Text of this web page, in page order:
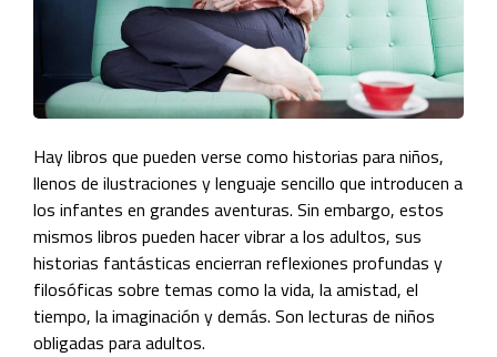
Hay libros que pueden verse como historias para niños,
llenos de ilustraciones y lenguaje sencillo que introducen a
los infantes en grandes aventuras. Sin embargo, estos
mismos libros pueden hacer vibrar a los adultos, sus
historias fantásticas encierran reflexiones profundas y
filosóficas sobre temas como la vida, la amistad, el
tiempo, la imaginación y demás. Son lecturas de niños
obligadas para adultos.